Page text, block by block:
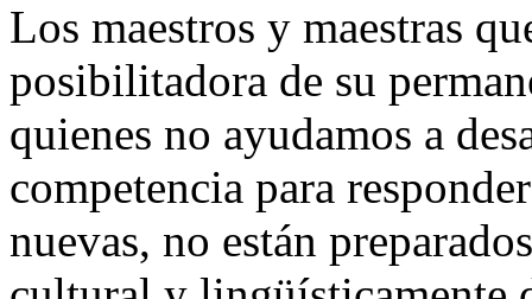
Los maestros y maestras
posibilitadora de su
quienes no ayudamos a
competencia para
nuevas, no están